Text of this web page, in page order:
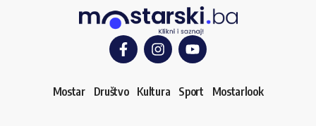
Mostar Društvo Kultura Sport Mostarlook